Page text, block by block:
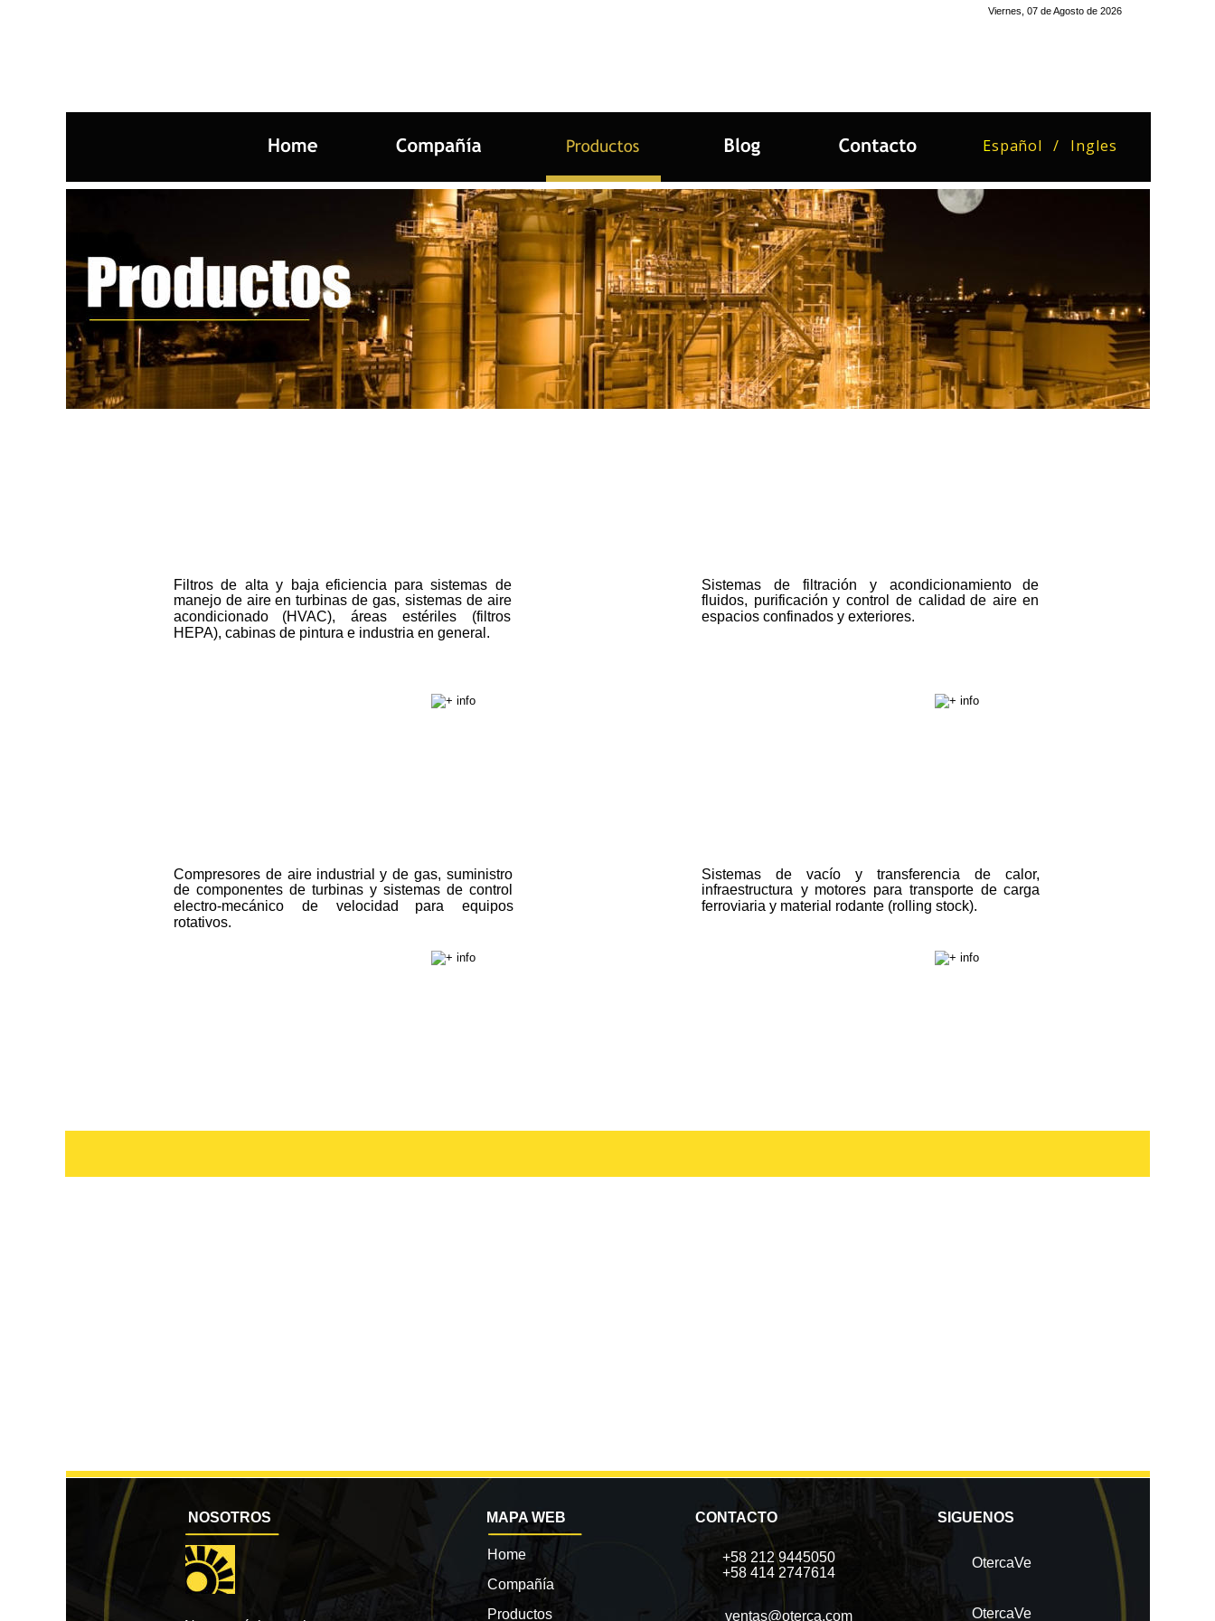
NOSOTROS MAPA WEB CONTACTO SIGUENOS
Home
Compañía
Productos
OtercaVe
OtercaVe
+58 212 9445050
+58 414 2747614
ventas@oterca.com
Filtros de alta y baja eficiencia para sistemas de
manejo de aire en turbinas de gas, sistemas de aire
acondicionado
(HVAC), áreas estériles
(filtros
HEPA), cabinas de pintura e industria en general.
Sistemas de filtración y acondicionamiento
de
fluidos, purificación y control de calidad de aire en
espacios confinados y exteriores.
Compresores de aire industrial y de gas, suministro
de componentes de turbinas y sistemas de control
electro-mecánico
de velocidad para
equipos
rotativos.
Sistemas de vacío y transferencia de
calor,
infraestructura y motores para transporte de carga
ferroviaria y material rodante (rolling stock).
Viernes, 07 de Agosto de 2026
Español Ingles
/